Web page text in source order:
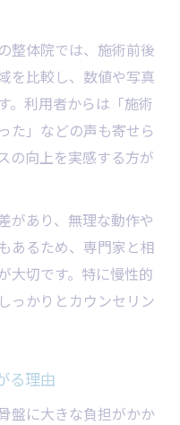
整体院では、施術前後
を比較し、数値や写真
。利用者からは「施術
た」などの声も寄せら
の向上を実感する方が
があり、無理な動作や
あるため、専門家と相
大切です。特に慢性的
っかりとカウンセリン
る理由
盤に大きな負担がかか